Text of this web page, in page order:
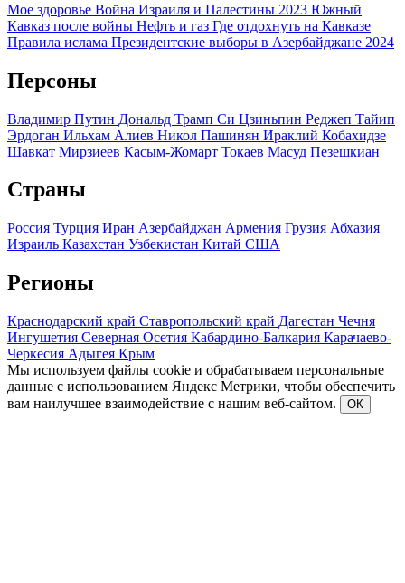
Мое здоровье Война Израиля и Палестины 2023 Южный
Кавказ после войны Нефть и газ Где отдохнуть на Кавказе
Правила ислама Президентские выборы в Азербайджане 2024
Персоны
Владимир Путин Дональд Трамп Си Цзиньпин Реджеп Тайип
Эрдоган Ильхам Алиев Никол Пашинян Ираклий Кобахидзе
Шавкат Мирзиеев Касым-Жомарт Токаев Масуд Пезешкиан
Страны
Россия Турция Иран Азербайджан Армения Грузия Абхазия
Израиль Казахстан Узбекистан Китай США
Регионы
Краснодарский край Ставропольский край Дагестан Чечня
Ингушетия Северная Осетия Кабардино-Балкария Карачаево-
Черкесия Адыгея Крым
Мы используем файлы cookie и обрабатываем персональные
данные с использованием Яндекс Метрики, чтобы обеспечить
вам наилучшее взаимодействие с нашим веб-сайтом.
ОК